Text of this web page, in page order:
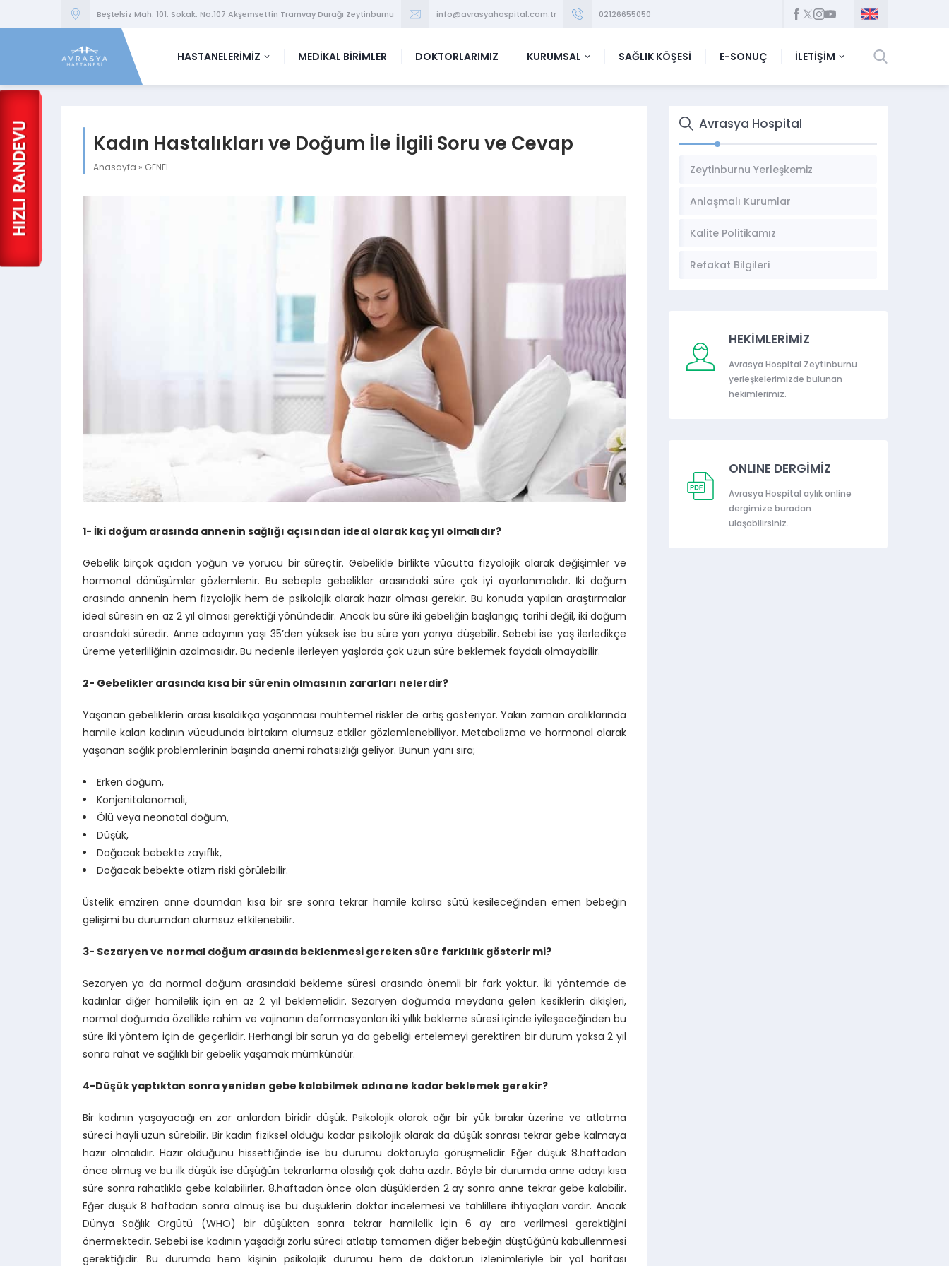
Beştelsiz Mah. 101. Sokak. No:107 Akşemsettin Tramvay Durağı Zeytinburnu info@avrasyahospital.com.tr 02126655050
HASTANELERİMİZ MEDİKAL BİRİMLER DOKTORLARIMIZ KURUMSAL SAĞLIK KÖŞESİ E-SONUÇ İLETİŞİM
Kadın Hastalıkları ve Doğum İle İlgili Soru ve Cevap
Anasayfa » GENEL
1- İki doğum arasında annenin sağlığı açısından ideal olarak kaç yıl olmalıdır?
Gebelik birçok açıdan yoğun ve yorucu bir süreçtir. Gebelikle birlikte vücutta fizyolojik olarak değişimler ve
hormonal dönüşümler gözlemlenir. Bu sebeple gebelikler arasındaki süre çok iyi ayarlanmalıdır. İki doğum
arasında annenin hem fizyolojik hem de psikolojik olarak hazır olması gerekir. Bu konuda yapılan araştırmalar
ideal süresin en az 2 yıl olması gerektiği yönündedir. Ancak bu süre iki gebeliğin başlangıç tarihi değil, iki doğum
arasndaki süredir. Anne adayının yaşı 35’den yüksek ise bu süre yarı yarıya düşebilir. Sebebi ise yaş ilerledikçe
üreme yeterliliğinin azalmasıdır. Bu nedenle ilerleyen yaşlarda çok uzun süre beklemek faydalı olmayabilir.
2- Gebelikler arasında kısa bir sürenin olmasının zararları nelerdir?
Yaşanan gebeliklerin arası kısaldıkça yaşanması muhtemel riskler de artış gösteriyor. Yakın zaman aralıklarında
hamile kalan kadının vücudunda birtakım olumsuz etkiler gözlemlenebiliyor. Metabolizma ve hormonal olarak
yaşanan sağlık problemlerinin başında anemi rahatsızlığı geliyor. Bunun yanı sıra;
Erken doğum,
Konjenitalanomali,
Ölü veya neonatal doğum,
Düşük,
Doğacak bebekte zayıflık,
Doğacak bebekte otizm riski görülebilir.
Üstelik emziren anne doumdan kısa bir sre sonra tekrar hamile kalırsa sütü kesileceğinden emen bebeğin
gelişimi bu durumdan olumsuz etkilenebilir.
3- Sezaryen ve normal doğum arasında beklenmesi gereken süre farklılık gösterir mi?
Sezaryen ya da normal doğum arasındaki bekleme süresi arasında önemli bir fark yoktur. İki yöntemde de
kadınlar diğer hamilelik için en az 2 yıl beklemelidir. Sezaryen doğumda meydana gelen kesiklerin dikişleri,
normal doğumda özellikle rahim ve vajinanın deformasyonları iki yıllık bekleme süresi içinde iyileşeceğinden bu
süre iki yöntem için de geçerlidir. Herhangi bir sorun ya da gebeliği ertelemeyi gerektiren bir durum yoksa 2 yıl
sonra rahat ve sağlıklı bir gebelik yaşamak mümkündür.
4-Düşük yaptıktan sonra yeniden gebe kalabilmek adına ne kadar beklemek gerekir?
Bir kadının yaşayacağı en zor anlardan biridir düşük. Psikolojik olarak ağır bir yük bırakır üzerine ve atlatma
süreci hayli uzun sürebilir. Bir kadın fiziksel olduğu kadar psikolojik olarak da düşük sonrası tekrar gebe kalmaya
hazır olmalıdır. Hazır olduğunu hissettiğinde ise bu durumu doktoruyla görüşmelidir. Eğer düşük 8.haftadan
önce olmuş ve bu ilk düşük ise düşüğün tekrarlama olasılığı çok daha azdır. Böyle bir durumda anne adayı kısa
süre sonra rahatlıkla gebe kalabilirler. 8.haftadan önce olan düşüklerden 2 ay sonra anne tekrar gebe kalabilir.
Eğer düşük 8 haftadan sonra olmuş ise bu düşüklerin doktor incelemesi ve tahlillere ihtiyaçları vardır. Ancak
Dünya Sağlık Örgütü (WHO) bir düşükten sonra tekrar hamilelik için 6 ay ara verilmesi gerektiğini
önermektedir. Sebebi ise kadının yaşadığı zorlu süreci atlatıp tamamen diğer bebeğin düştüğünü kabullenmesi
gerektiğidir. Bu durumda hem kişinin psikolojik durumu hem de doktorun izlenimleriyle bir yol haritası
Avrasya Hospital
Zeytinburnu Yerleşkemiz
Anlaşmalı Kurumlar
Kalite Politikamız
Refakat Bilgileri
HEKİMLERİMİZ
Avrasya Hospital Zeytinburnu
yerleşkelerimizde bulunan
hekimlerimiz.
ONLINE DERGİMİZ
Avrasya Hospital aylık online
dergimize buradan
ulaşabilirsiniz.